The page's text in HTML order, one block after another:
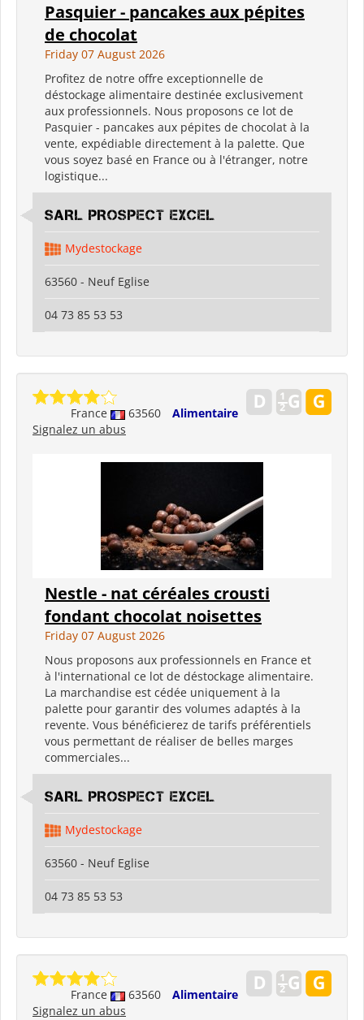
Pasquier - pancakes aux pépites
de chocolat
Friday 07 August 2026
Profitez de notre offre exceptionnelle de
déstockage alimentaire destinée exclusivement
aux professionnels. Nous proposons ce lot de
Pasquier - pancakes aux pépites de chocolat à la
vente, expédiable directement à la palette. Que
vous soyez basé en France ou à l'étranger, notre
logistique...
SARL PROSPECT EXCEL
Mydestockage
63560 - Neuf Eglise
04 73 85 53 53
France 63560
Alimentaire
Signalez un abus
Nestle - nat céréales crousti
fondant chocolat noisettes
Friday 07 August 2026
Nous proposons aux professionnels en France et
à l'international ce lot de déstockage alimentaire.
La marchandise est cédée uniquement à la
palette pour garantir des volumes adaptés à la
revente. Vous bénéficierez de tarifs préférentiels
vous permettant de réaliser de belles marges
commerciales...
SARL PROSPECT EXCEL
Mydestockage
63560 - Neuf Eglise
04 73 85 53 53
France 63560
Alimentaire
Signalez un abus